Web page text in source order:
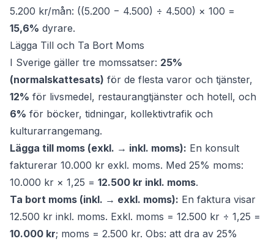
5.200 kr/mån: ((5.200 − 4.500) ÷ 4.500) × 100 =
15,6% dyrare.
Lägga Till och Ta Bort Moms
I Sverige gäller tre momssatser: 25%
(normalskattesats) för de flesta varor och tjänster,
12% för livsmedel, restaurangtjänster och hotell, och
6% för böcker, tidningar, kollektivtrafik och
kulturarrangemang.
Lägga till moms (exkl. → inkl. moms): En konsult
fakturerar 10.000 kr exkl. moms. Med 25% moms:
10.000 kr × 1,25 = 12.500 kr inkl. moms.
Ta bort moms (inkl. → exkl. moms): En faktura visar
12.500 kr inkl. moms. Exkl. moms = 12.500 kr ÷ 1,25 =
10.000 kr; moms = 2.500 kr. Obs: att dra av 25%